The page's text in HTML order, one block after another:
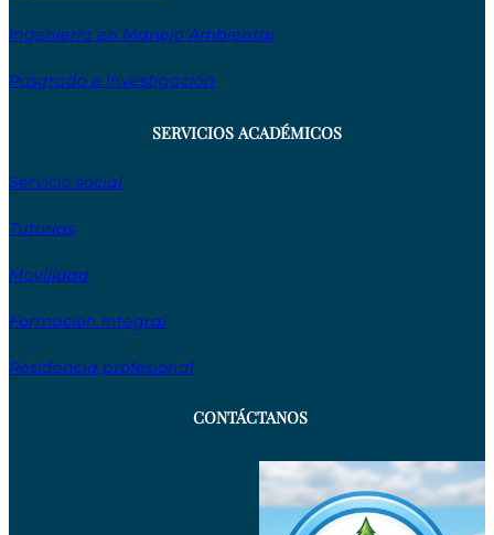
Ingeniería en Manejo Ambiental
Posgrado e investigación
SERVICIOS ACADÉMICOS
Servicio social
Tutorias
Movilidad
Formacion integral
Residencia profesional
CONTÁCTANOS